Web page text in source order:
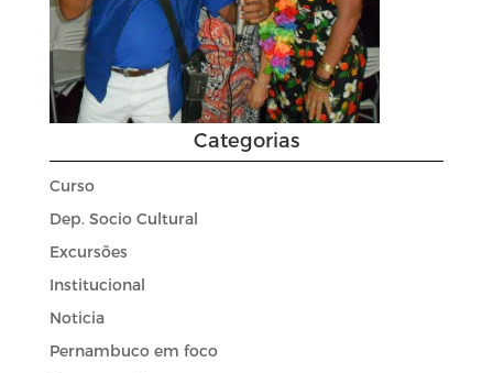
Categorias
Curso
Dep. Socio Cultural
Excursões
Institucional
Noticia
Pernambuco em foco